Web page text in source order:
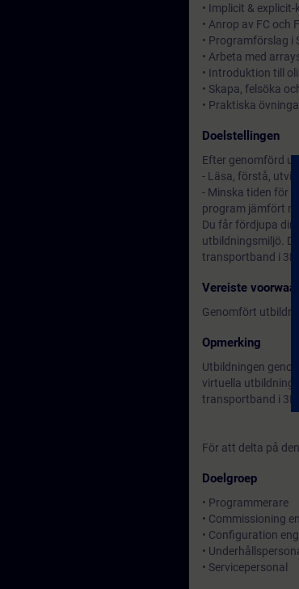
• Implicit &
• Anrop av FC och
• Programförslag i
• Arbeta med
• Introduktion till
• Skapa, felsöka
• Praktiska
Doelstellingen
Efter genomförd
- Läsa, förstå,
- Minska tiden för
program jämfört
Du får fördjupa din
utbildningsmiljö.
transportband i
Vereiste
Genomfört
Opmerking
Utbildningen
virtuella
transportband i 3D-
För att delta på
Doelgroep
• Programmerare
• Commissioning
• Configuration
•
• Servicepersonal